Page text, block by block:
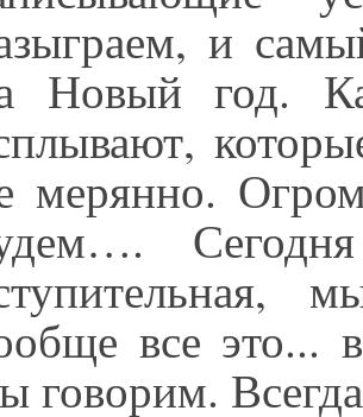
и
Новый год.
мерянно.
все это...
говорим.